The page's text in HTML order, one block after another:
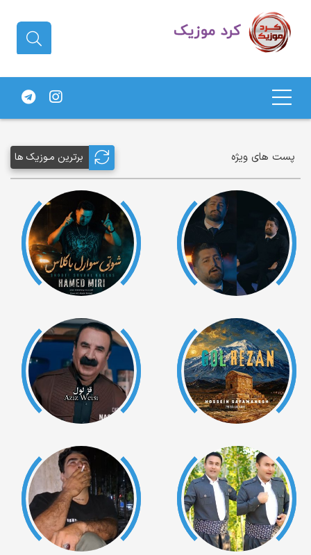
های کردی
پست های ویژه برترین مـوزیک ها